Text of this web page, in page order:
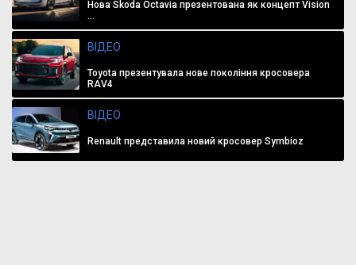
Нова Skoda Octavia презентована як концепт Vision
...
ВІДЕО
Toyota презентувала нове покоління кросовера
RAV4
ВІДЕО
Renault представила новий кросовер Symbioz